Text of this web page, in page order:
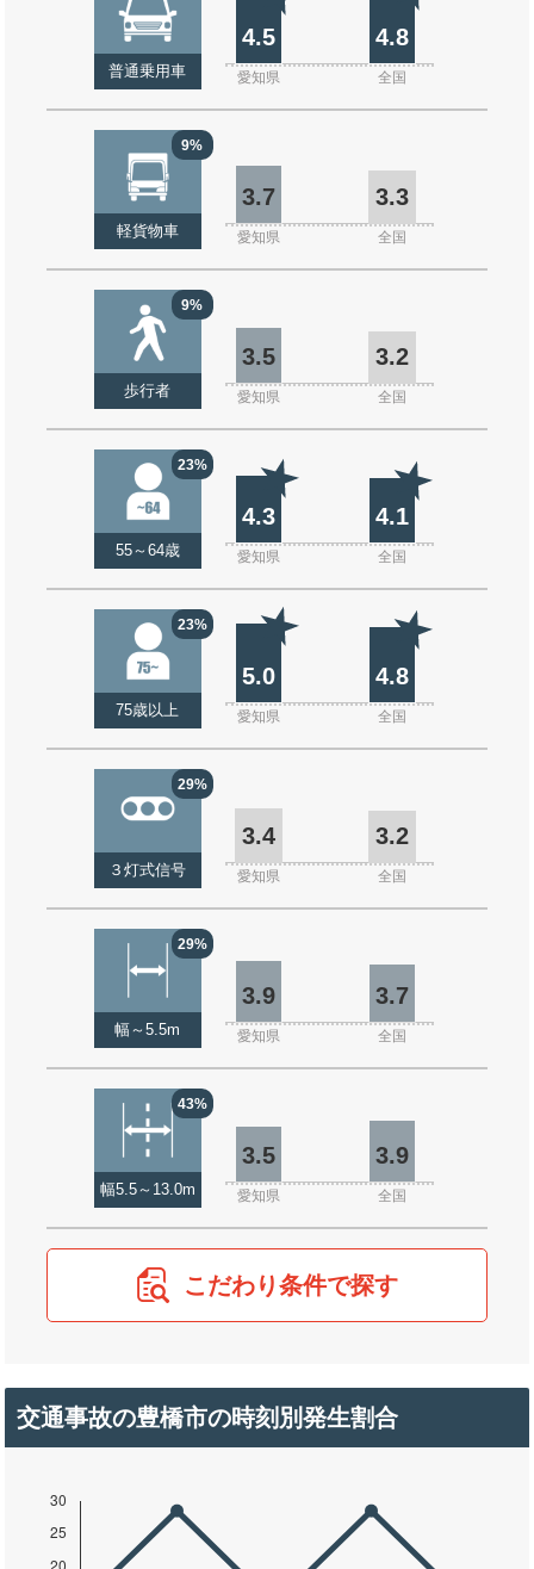
普通乗用車
4.5 4.8
愛知県 全国
9%
軽貨物車
3.7 3.3
愛知県 全国
9%
歩行者
3.5 3.2
愛知県 全国
23%
55～64歳
4.3 4.1
愛知県 全国
23%
75歳以上
5.0 4.8
愛知県 全国
29%
３灯式信号
3.4 3.2
愛知県 全国
29%
幅～5.5m
3.9 3.7
愛知県 全国
43%
幅5.5～13.0m
3.5 3.9
愛知県 全国
こだわり条件で探す
交通事故の豊橋市の時刻別発生割合